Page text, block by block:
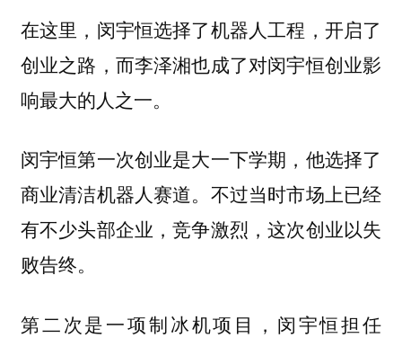
在这里，闵宇恒选择了机器人工程，开启了
创业之路，而李泽湘也成了对闵宇恒创业影
响最大的人之一。
闵宇恒第一次创业是大一下学期，他选择了
商业清洁机器人赛道。不过当时市场上已经
有不少头部企业，竞争激烈，这次创业以失
败告终。
第二次是一项制冰机项目，闵宇恒担任